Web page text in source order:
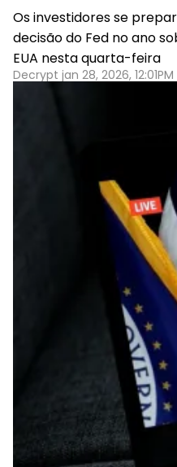
Os investidores se
decisão do Fed no ano
EUA nesta quarta-feira
Decrypt jan 28, 2026, 12:01PM